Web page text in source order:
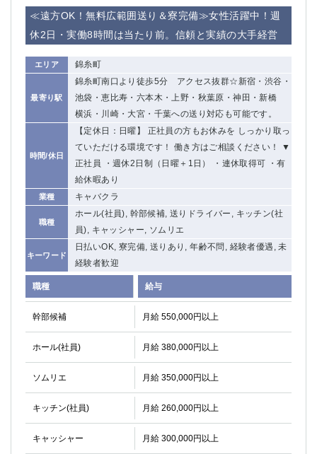
≪遠方OK！無料広範囲送り＆寮完備≫女性活躍中！週
休2日・実働8時間は当たり前。信頼と実績の大手経営
エリア 錦糸町
最寄り駅
錦糸町南口より徒歩5分 アクセス抜群☆新宿・渋谷・
池袋・恵比寿・六本木・上野・秋葉原・神田・新橋
横浜・川崎・大宮・千葉への送り対応も可能です。
時間/休日
【定休日：日曜】 正社員の方もお休みを しっかり取っ
ていただける環境です！ 働き方はご相談ください！ ▼
正社員 ・週休2日制（日曜＋1日） ・連休取得可 ・有
給休暇あり
業種 キャバクラ
職種
ホール(社員), 幹部候補, 送りドライバー, キッチン(社
員), キャッシャー, ソムリエ
キーワード
日払いOK, 寮完備, 送りあり, 年齢不問, 経験者優遇, 未
経験者歓迎
職種 給与
幹部候補 月給 550,000円以上
ホール(社員) 月給 380,000円以上
ソムリエ 月給 350,000円以上
キッチン(社員) 月給 260,000円以上
キャッシャー 月給 300,000円以上